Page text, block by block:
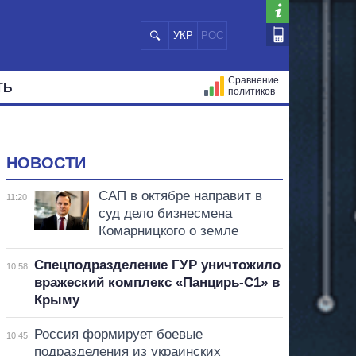
УКР РОС
Сравнение
политиков
НОВОСТИ
11:20
САП в октябре направит в
суд дело бизнесмена
Комарницкого о земле
10:58
Спецподразделение ГУР уничтожило
вражеский комплекс «Панцирь-С1» в
Крыму
10:45
Россия формирует боевые
подразделения из украинских